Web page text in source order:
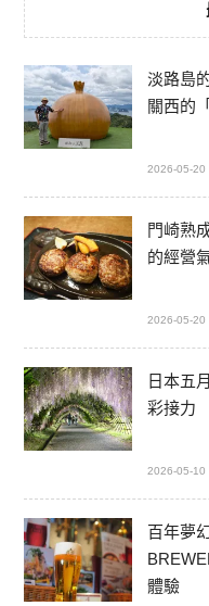
淡路島
關西的
2026-05-20
門崎熟
的經營
2026-05-20
日本五
彩接力
2026-05-10
百年夢
體驗